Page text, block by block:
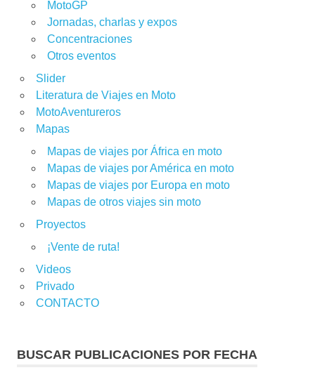
MotoGP
Jornadas, charlas y expos
Concentraciones
Otros eventos
Slider
Literatura de Viajes en Moto
MotoAventureros
Mapas
Mapas de viajes por África en moto
Mapas de viajes por América en moto
Mapas de viajes por Europa en moto
Mapas de otros viajes sin moto
Proyectos
¡Vente de ruta!
Videos
Privado
CONTACTO
BUSCAR PUBLICACIONES POR FECHA